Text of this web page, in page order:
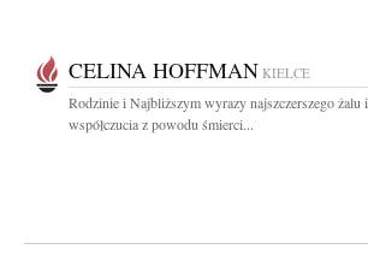
CELINA HOFFMAN KIELCE
Rodzinie i Najbliższym wyrazy najszczerszego żalu i
współczucia z powodu śmierci...